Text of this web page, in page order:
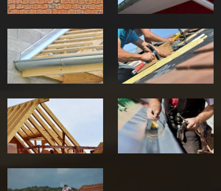
Pose de
Chéneau 39
Jura
Réparation de
toiture 39
Jura
Traitement de
charpente 39
Jura
Travaux de
zinguerie 39
Jura
Urgence fuite
de toiture 39